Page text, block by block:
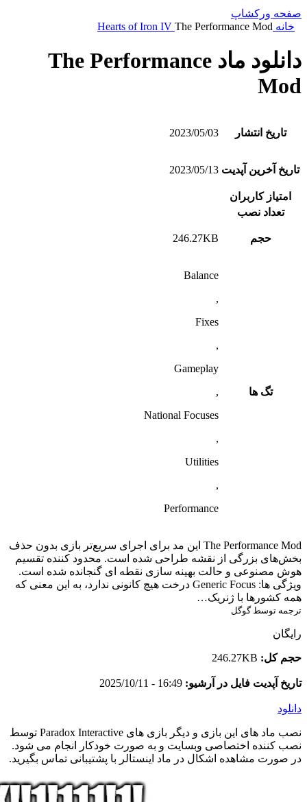
صفحه ورکشاپ
خانه
Hearts of Iron IV The Performance Mod
دانلود ماد The Performance
Mod
تاریخ انتشار 2023/05/03
تاریخ آخرین آپدیت 2023/05/13
امتیاز کاربران
تعداد نصب
حجم 246.27KB
تگ ها
Balance
,
Fixes
,
Gameplay
,
National Focuses
,
Utilities
,
Performance
The Performance Mod این مد برای اجرای سریع‌تر بازی بدون حذف
بخش‌های بزرگی از نقشه طراحی شده است. محدود کننده تقسیم
هوش مصنوعی و حالت بهینه سازی نقطه ای گنجانده شده است.
ویژگی ها: Generic Focus درخت هیچ کانونی ندارد، به این معنی که
همه کشورها با ژنریک…
ترجمه توسط گوگل
رایگان
حجم کل: 246.27KB
تاریخ آپدیت فایل در آرشیو: 16:49 - 2025/10/11
دانلود
نصب ماد های این بازی و دیگر بازی های Paradox Interactive توسط
نصب کننده اختصاصی وبسایت و به صورت خودکار انجام می شود.
در صورت مشاهده اشکال در ماد اینستالر با پشتیبانی تماس بگیرید.